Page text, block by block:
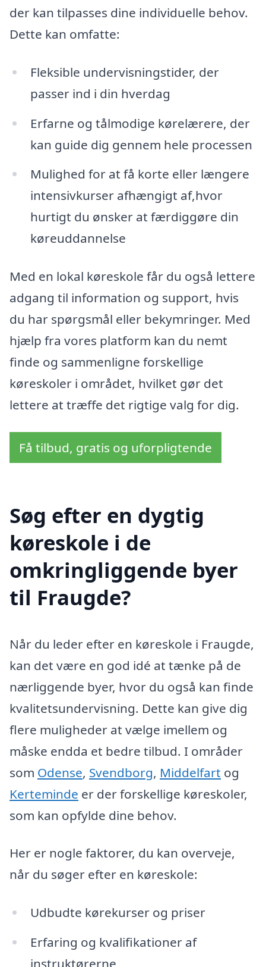
der kan tilpasses dine individuelle behov.
Dette kan omfatte:
Fleksible undervisningstider, der
passer ind i din hverdag
Erfarne og tålmodige kørelærere, der
kan guide dig gennem hele processen
Mulighed for at få korte eller længere
intensivkurser afhængigt af,hvor
hurtigt du ønsker at færdiggøre din
køreuddannelse
Med en lokal køreskole får du også lettere
adgang til information og support, hvis
du har spørgsmål eller bekymringer. Med
hjælp fra vores platform kan du nemt
finde og sammenligne forskellige
køreskoler i området, hvilket gør det
lettere at træffe det rigtige valg for dig.
Få tilbud, gratis og uforpligtende
Søg efter en dygtig
køreskole i de
omkringliggende byer
til Fraugde?
Når du leder efter en køreskole i Fraugde,
kan det være en god idé at tænke på de
nærliggende byer, hvor du også kan finde
kvalitetsundervisning. Dette kan give dig
flere muligheder at vælge imellem og
måske endda et bedre tilbud. I områder
som Odense, Svendborg, Middelfart og
Kerteminde er der forskellige køreskoler,
som kan opfylde dine behov.
Her er nogle faktorer, du kan overveje,
når du søger efter en køreskole:
Udbudte kørekurser og priser
Erfaring og kvalifikationer af
instruktørerne